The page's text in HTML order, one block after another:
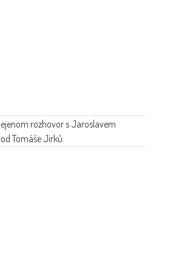
rozhovor s Jaroslavem
Tomáše Jirků.